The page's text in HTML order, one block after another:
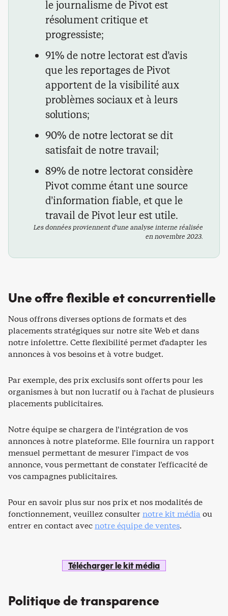
le journalisme de Pivot est
résolument critique et
progressiste;
91% de notre lectorat est d’avis
que les reportages de Pivot
apportent de la visibilité aux
problèmes sociaux et à leurs
solutions;
90% de notre lectorat se dit
satisfait de notre travail;
89% de notre lectorat considère
Pivot comme étant une source
d’information fiable, et que le
travail de Pivot leur est utile.
Les données proviennent d’une analyse interne réalisée
en novembre 2023.
Une offre flexible et concurrentielle
Nous offrons diverses options de formats et des
placements stratégiques sur notre site Web et dans
notre infolettre. Cette flexibilité permet d’adapter les
annonces à vos besoins et à votre budget.
Par exemple, des prix exclusifs sont offerts pour les
organismes à but non lucratif ou à l’achat de plusieurs
placements publicitaires.
Notre équipe se chargera de l’intégration de vos
annonces à notre plateforme. Elle fournira un rapport
mensuel permettant de mesurer l’impact de vos
annonce, vous permettant de constater l’efficacité de
vos campagnes publicitaires.
Pour en savoir plus sur nos prix et nos modalités de
fonctionnement, veuillez consulter notre kit médiaou
entrer en contact avecnotre équipe de ventes.
Télécharger le kit média
Politique de transparence